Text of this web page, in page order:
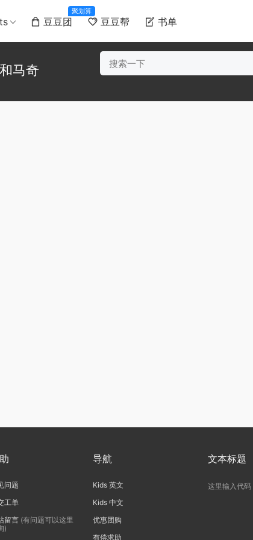
豆豆团
聚划算
豆豆帮 书单
马奇
问题
工单
留言 (有问题可以这里
)
导航
Kids 英文
Kids 中文
优惠团购
有偿求助
文本标题
这里输入代码